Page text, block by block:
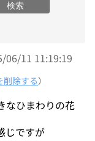
検索
06/11 11:19:19
削除する）
なひまわりの花
じですが